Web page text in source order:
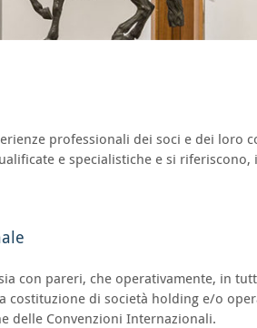
professionali dei soci e dei loro
e specialistiche e si riferiscono,
con pareri, che operativamente, in
costituzione di società holding e/o
delle Convenzioni Internazionali.